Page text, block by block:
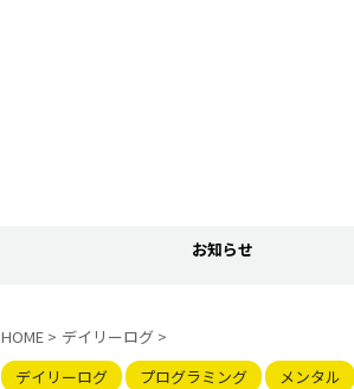
お知らせ
HOME > デイリーログ >
デイリーログ
プログラミング メンタル